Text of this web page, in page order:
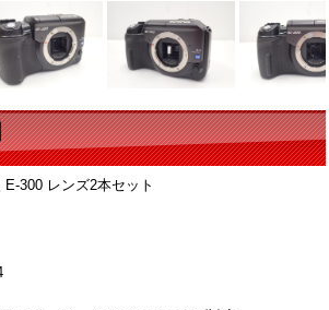
300 レンズ2本セット